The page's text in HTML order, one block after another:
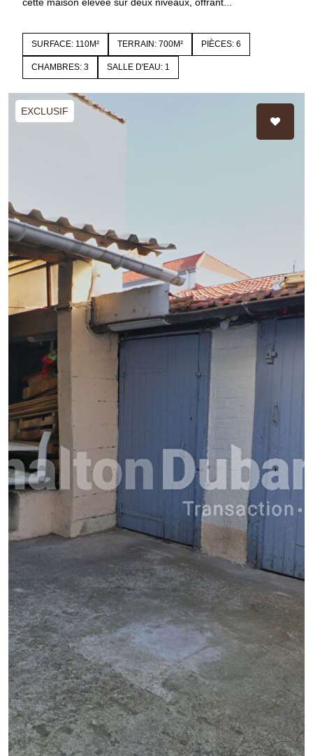
SURFACE: 110M² TERRAIN: 700M² PIÈCES: 6
CHAMBRES: 3 SALLE D'EAU: 1
EXCLUSIF